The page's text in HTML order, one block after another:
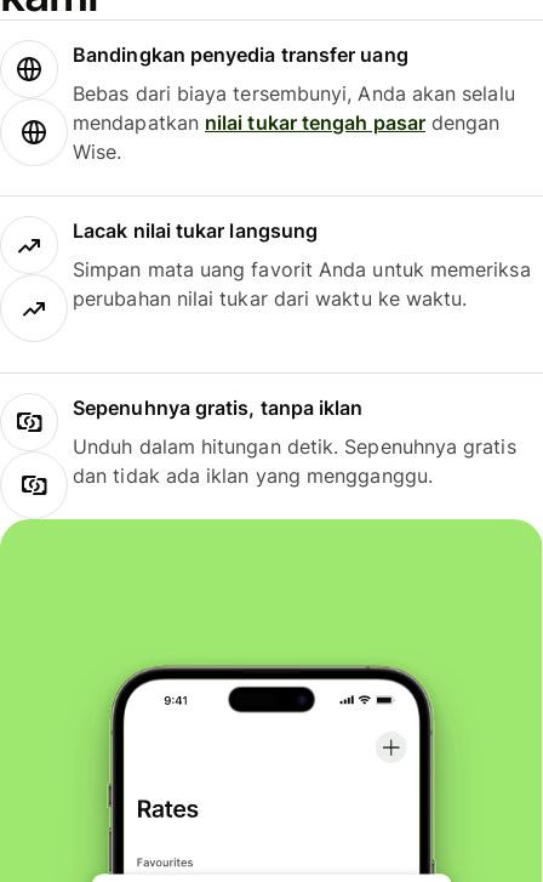
Bandingkan penyedia transfer uang
Bebas dari biaya tersembunyi, Anda akan selalu
mendapatkan nilai tukar tengah pasardengan
Wise.
Lacak nilai tukar langsung
Simpan mata uang favorit Anda untuk memeriksa
perubahan nilai tukar dari waktu ke waktu.
Sepenuhnya gratis, tanpa iklan
Unduh dalam hitungan detik. Sepenuhnya gratis
dan tidak ada iklan yang mengganggu.